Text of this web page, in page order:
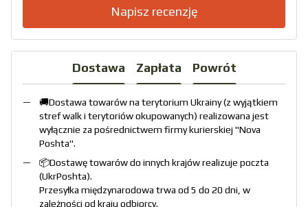
Napisz recenzję
Dostawa Zapłata Powrót
🚚Dostawa towarów na terytorium Ukrainy (z wyjątkiem
stref walk i terytoriów okupowanych) realizowana jest
wyłącznie za pośrednictwem firmy kurierskiej "Nova
Poshta".
📦Dostawę towarów do innych krajów realizuje poczta
(UkrPoshta).
Przesyłka międzynarodowa trwa od 5 do 20 dni, w
zależności od kraju odbiorcy.